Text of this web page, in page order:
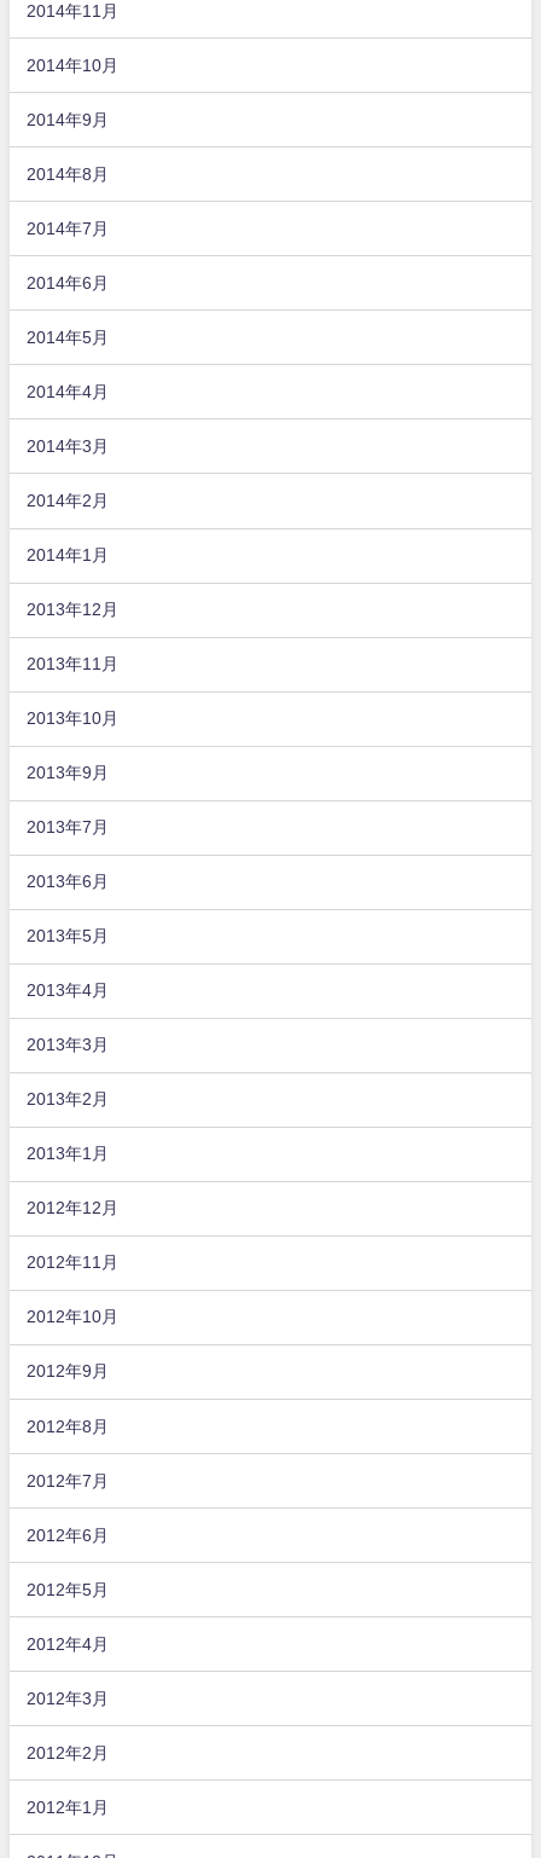
2014年11月
2014年10月
2014年9月
2014年8月
2014年7月
2014年6月
2014年5月
2014年4月
2014年3月
2014年2月
2014年1月
2013年12月
2013年11月
2013年10月
2013年9月
2013年7月
2013年6月
2013年5月
2013年4月
2013年3月
2013年2月
2013年1月
2012年12月
2012年11月
2012年10月
2012年9月
2012年8月
2012年7月
2012年6月
2012年5月
2012年4月
2012年3月
2012年2月
2012年1月